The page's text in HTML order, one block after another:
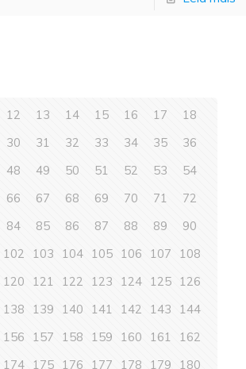
12 13 14 15 16 17
18
30 31 32 33 34 35
36
48 49 50 51 52 53
54
66 67 68 69 70 71
72
84 85 86 87 88 89
90
102 103 104 105 106 107
108
120 121 122 123 124 125 126
138 139 140 141 142 143
144
156 157 158 159 160 161
162
174 175 176 177 178 179 180